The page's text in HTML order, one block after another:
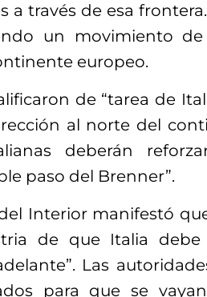
a través de esa
un movimiento
europeo.
de “tarea de
al norte del
deberán
paso del Brenner”.
Interior manifestó
de que Italia
Las
para que se